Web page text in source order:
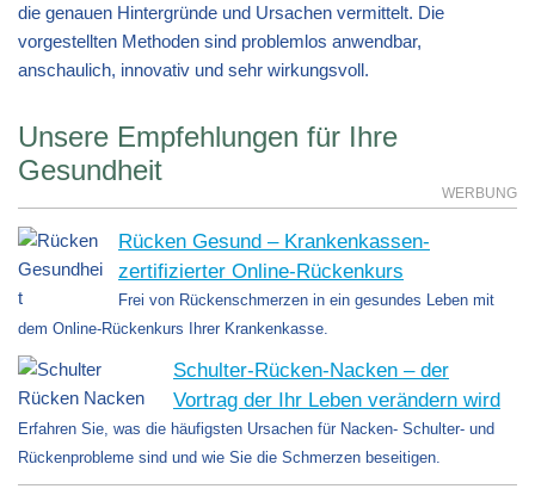
die genauen Hintergründe und Ursachen vermittelt. Die
vorgestellten Methoden sind problemlos anwendbar,
anschaulich, innovativ und sehr wirkungsvoll.
Unsere Empfehlungen für Ihre
Gesundheit
WERBUNG
Rücken Gesund – Krankenkassen-
zertifizierter Online-Rückenkurs
Frei von Rückenschmerzen in ein gesundes Leben mit
dem Online-Rückenkurs Ihrer Krankenkasse.
Schulter-Rücken-Nacken – der
Vortrag der Ihr Leben verändern wird
Erfahren Sie, was die häufigsten Ursachen für Nacken- Schulter- und
Rückenprobleme sind und wie Sie die Schmerzen beseitigen.